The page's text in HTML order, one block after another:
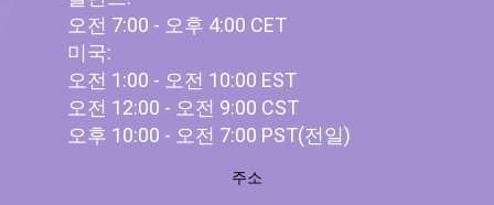
오전 7:00 - 오후 4:00 CET
미국:
오전 1:00 - 오전 10:00 EST
오전 12:00 - 오전 9:00 CST
오후 10:00 - 오전 7:00 PST(전일)
주소